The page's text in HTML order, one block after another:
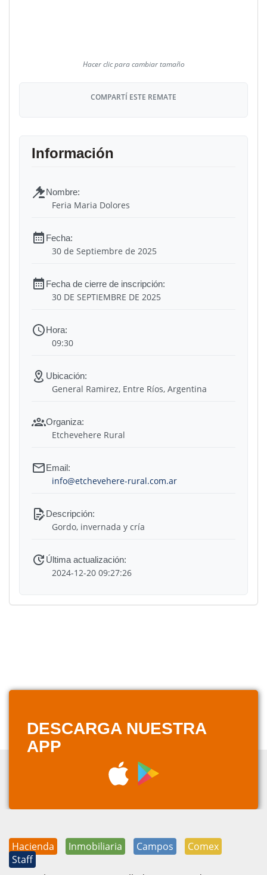
COMPARTÍ ESTE REMATE
Feria Maria Dolores
30 de Septiembre de 2025
30 DE SEPTIEMBRE DE 2025
09:30
General Ramirez, Entre Ríos, Argentina
Etchevehere Rural
info@etchevehere-rural.com.ar
Gordo, invernada y cría
2024-12-20 09:27:26
DESCARGA NUESTRA
APP
Hacienda Inmobiliaria Campos
Comex
Staff